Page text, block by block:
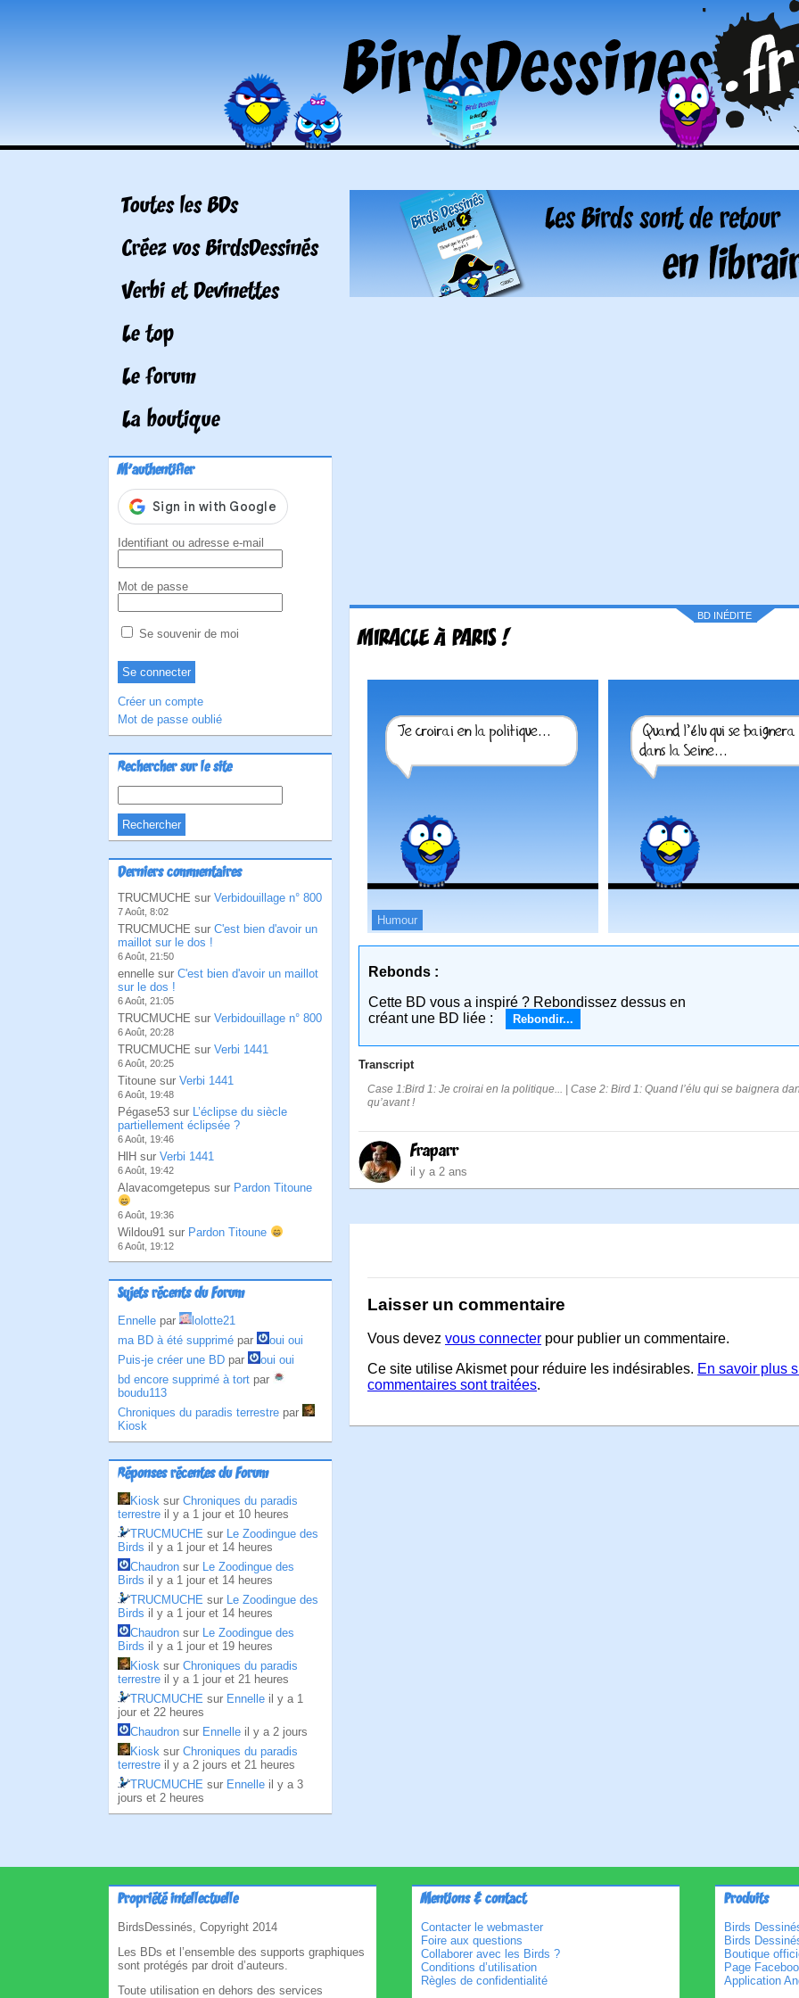
Toutes les BDs
Créez vos BirdsDessinés
Verbi et Devinettes
Le top
Le forum
La boutique
M'authentifier
Identifiant ou adresse e-mail
Mot de passe
Se souvenir de moi
Créer un compte
Mot de passe oublié
Rechercher sur le site
Derniers commentaires
TRUCMUCHE sur Verbidouillage n° 800
7 Août, 8:02
TRUCMUCHE sur C'est bien d'avoir un
maillot sur le dos !
6 Août, 21:50
ennelle sur C'est bien d'avoir un maillot
sur le dos !
6 Août, 21:05
TRUCMUCHE sur Verbidouillage n° 800
6 Août, 20:28
TRUCMUCHE sur Verbi 1441
6 Août, 20:25
Titoune sur Verbi 1441
6 Août, 19:48
Pégase53 sur L’éclipse du siècle
partiellement éclipsée ?
6 Août, 19:46
HlH sur Verbi 1441
6 Août, 19:42
Alavacomgetepus sur Pardon Titoune
6 Août, 19:36
Wildou91 sur Pardon Titoune
6 Août, 19:12
Sujets récents du Forum
Ennelle par
lolotte21
ma BD à été supprimé par
oui oui
Puis-je créer une BD par
oui oui
bd encore supprimé à tort par
boudu113
Chroniques du paradis terrestre par
Kiosk
Réponses récentes du Forum
Kiosk sur Chroniques du paradis
terrestre il y a 1 jour et 10 heures
TRUCMUCHE sur Le Zoodingue des
Birds il y a 1 jour et 14 heures
Chaudron sur Le Zoodingue des
Birds il y a 1 jour et 14 heures
TRUCMUCHE sur Le Zoodingue des
Birds il y a 1 jour et 14 heures
Chaudron sur Le Zoodingue des
Birds il y a 1 jour et 19 heures
Kiosk sur Chroniques du paradis
terrestre il y a 1 jour et 21 heures
TRUCMUCHE sur Ennelle il y a 1
jour et 22 heures
Chaudron sur Ennelle il y a 2 jours
Kiosk sur Chroniques du paradis
terrestre il y a 2 jours et 21 heures
TRUCMUCHE sur Ennelle il y a 3
jours et 2 heures
BD INÉDITE
MIRACLE À PARIS !
Humour
Rebonds :
Cette BD vous a inspiré ? Rebondissez dessus en
créant une BD liée :
Rebondir...
Transcript
Case 1:Bird 1: Je croirai en la politique... | Case 2: Bird 1: Quand l’élu qui se baignera
qu’avant !
Fraparr
il y a 2 ans
Laisser un commentaire
Vous devez vous connecter pour publier un commentaire.
Ce site utilise Akismet pour réduire les indésirables. En savoir plus
commentaires sont traitées.
Propriété intellectuelle
BirdsDessinés, Copyright 2014
Les BDs et l’ensemble des supports graphiques
sont protégés par droit d’auteurs.
Toute utilisation en dehors des services
Mentions & contact
Contacter le webmaster
Foire aux questions
Collaborer avec les Birds ?
Conditions d’utilisation
Règles de confidentialité
Produits
Birds
Birds
Boutique
Page
Application